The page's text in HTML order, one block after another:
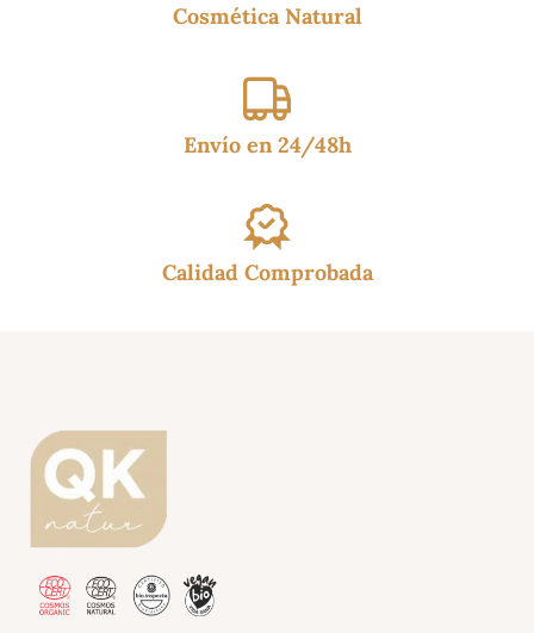
Cosmética Natural
Envío en 24/48h
Calidad Comprobada